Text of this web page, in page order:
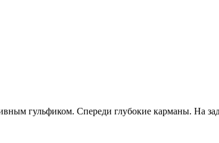
гульфиком. Спереди глубокие карманы. На